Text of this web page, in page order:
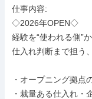
仕事内容:
◇2026年OPEN◇
経験を“使われる側”
仕入れ判断まで担う
・オープニング拠点
・裁量ある仕入れ・